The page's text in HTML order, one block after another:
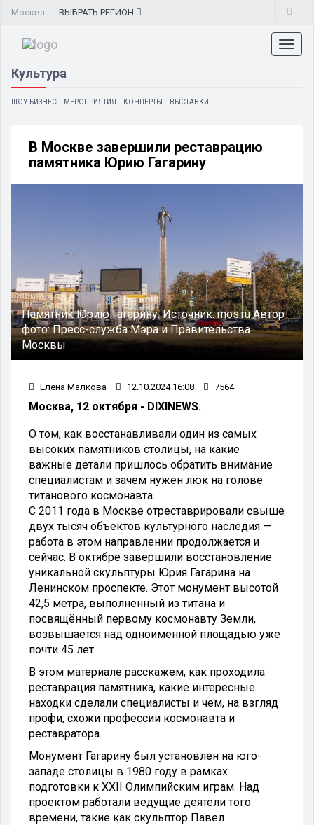
Москва ВЫБРАТЬ РЕГИОН
Культура
ШОУ-БИЗНЕС МЕРОПРИЯТИЯ КОНЦЕРТЫ ВЫСТАВКИ
В Москве завершили реставрацию
памятника Юрию Гагарину
Памятник Юрию Гагарину.Источник:mos.ruАвтор
фото:Пресс-служба Мэра и Правительства
Москвы
Елена Малкова 12.10.2024 16:08 7564
Москва, 12 октября - DIXINEWS.
О том, как восстанавливали один из самых
высоких памятников столицы, на какие
важные детали пришлось обратить внимание
специалистам и зачем нужен люк на голове
титанового космонавта.
С 2011 года в Москве отреставрировали свыше
двух тысяч объектов культурного наследия —
работа в этом направлении продолжается и
сейчас. В октябре завершили восстановление
уникальной скульптуры Юрия Гагарина на
Ленинском проспекте. Этот монумент высотой
42,5 метра, выполненный из титана и
посвящённый первому космонавту Земли,
возвышается над одноименной площадью уже
почти 45 лет.
В этом материале расскажем, как проходила
реставрация памятника, какие интересные
находки сделали специалисты и чем, на взгляд
профи, схожи профессии космонавта и
реставратора.
Монумент Гагарину был установлен на юго-
западе столицы в 1980 году в рамках
подготовки к XXII Олимпийским играм. Над
проектом работали ведущие деятели того
времени, такие как скульптор Павел